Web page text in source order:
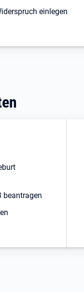
einlegen
beantragen